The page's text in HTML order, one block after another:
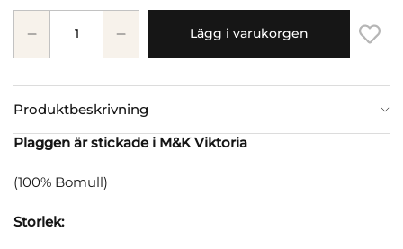
Lägg i varukorgen
Produktbeskrivning
Plaggen är stickade i M&K Viktoria
(100% Bomull)
Storlek: